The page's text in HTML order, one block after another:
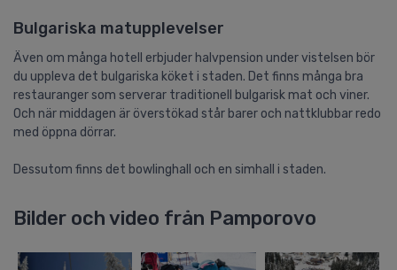
Bulgariska matupplevelser
Även om många hotell erbjuder halvpension under vistelsen bör
du uppleva det bulgariska köket i staden. Det finns många bra
restauranger som serverar traditionell bulgarisk mat och viner.
Och när middagen är överstökad står barer och nattklubbar redo
med öppna dörrar.
Dessutom finns det bowlinghall och en simhall i staden.
Bilder och video från Pamporovo